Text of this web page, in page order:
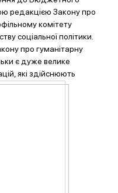
редакцією Закону про
комітету
соціальної політики.
про гуманітарну
є дуже велике
які здійснюють